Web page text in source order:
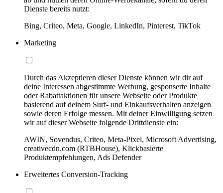
Dienste bereits nutzt:
Bing, Criteo, Meta, Google, LinkedIn, Pinterest, TikTok
Marketing
Durch das Akzeptieren dieser Dienste können wir dir auf
deine Interessen abgestimmte Werbung, gesponserte Inhalte
oder Rabattaktionen für unsere Webseite oder Produkte
basierend auf deinem Surf- und Einkaufsverhalten anzeigen
sowie deren Erfolge messen. Mit deiner Einwilligung setzen
wir auf dieser Webseite folgende Drittdienste ein:
AWIN, Sovendus, Criteo, Meta-Pixel, Microsoft Advertising,
creativecdn.com (RTBHouse), Klickbasierte
Produktempfehlungen, Ads Defender
Erweitertes Conversion-Tracking